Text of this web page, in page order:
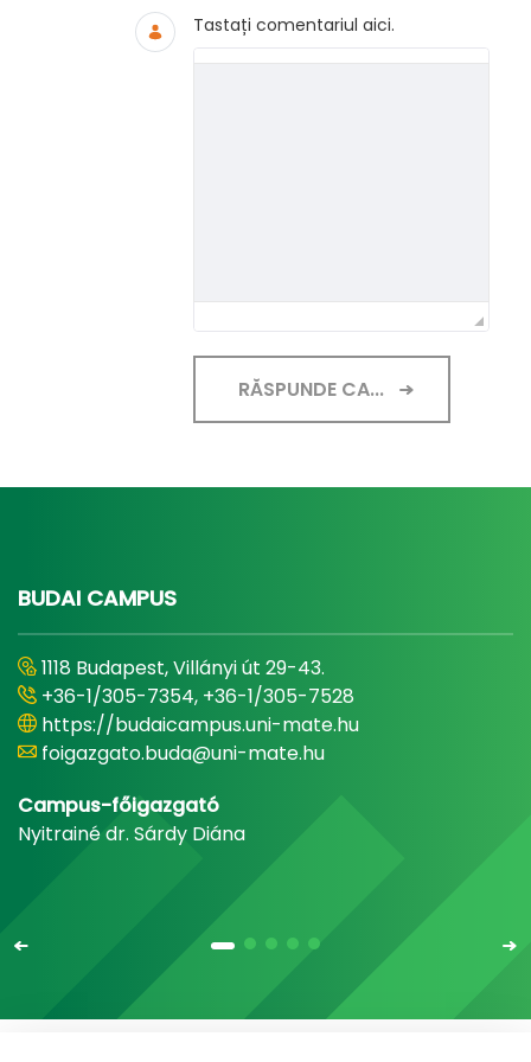
Tastați comentariul aici.
RĂSPUNDE CA...
BUDAI CAMPUS
1118 Budapest, Villányi út 29-43.
+36-1/305-7354, +36-1/305-7528
https://budaicampus.uni-mate.hu
foigazgato.buda@uni-mate.hu
Campus-főigazgató
Nyitrainé dr. Sárdy Diána